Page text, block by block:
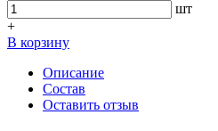
шт
+
В корзину
Описание
Состав
Оставить отзыв